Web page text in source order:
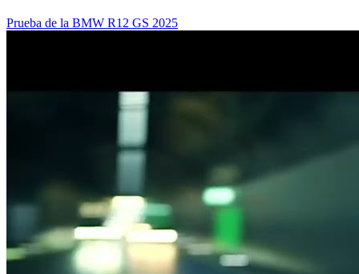
Prueba de la BMW R12 GS 2025